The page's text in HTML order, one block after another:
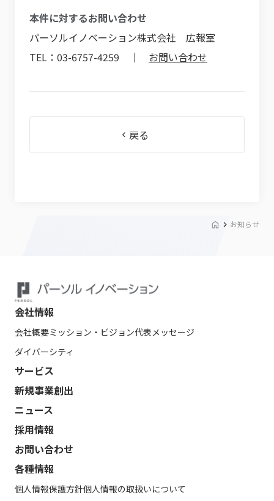
本件に対するお問い合わせ
パーソルイノベーション株式会社 広報室
TEL：03-6757-4259 ｜ お問い合わせ
戻る
お知らせ
会社情報
会社概要ミッション・ビジョン代表メッセージ
ダイバーシティ
サービス
新規事業創出
ニュース
採用情報
お問い合わせ
各種情報
個人情報保護方針個人情報の取扱いについて